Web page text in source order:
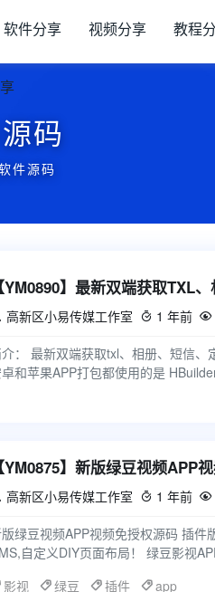
软件分享 视频分享 教程
码
件源码
高新区小易传媒工作室  1 年前 
： 最新双端获取txl、相册、短信、
和苹果APP打包都使用的是
【YM0875】新版绿豆视频APP
高新区小易传媒工作室  1 年前 
绿豆视频APP视频免授权源码 插
自定义DIY页面布局！ 绿豆影视
影视
绿豆 插件 app